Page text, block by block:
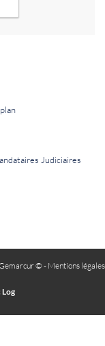
Judiciaires
© - Mentions légales